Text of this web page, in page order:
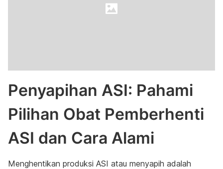
Penyapihan ASI: Pahami
Pilihan Obat Pemberhenti
ASI dan Cara Alami
Menghentikan produksi ASI atau menyapih adalah